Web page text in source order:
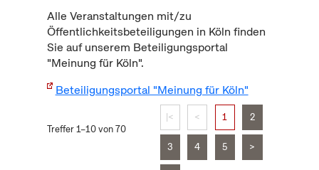
Alle Veranstaltungen mit/zu
Öffentlichkeitsbeteiligungen in Köln finden
Sie auf unserem Beteiligungsportal
"Meinung für Köln".
Beteiligungsportal "Meinung für Köln"
Treffer 1–10 von 70
|< < 1 2
3 4 5 >